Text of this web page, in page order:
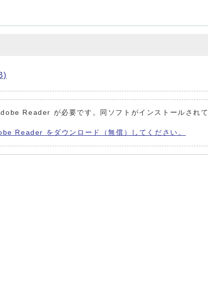
Reader が必要です。同ソフトがインストールされて
Reader をダウンロード（無償）してください。